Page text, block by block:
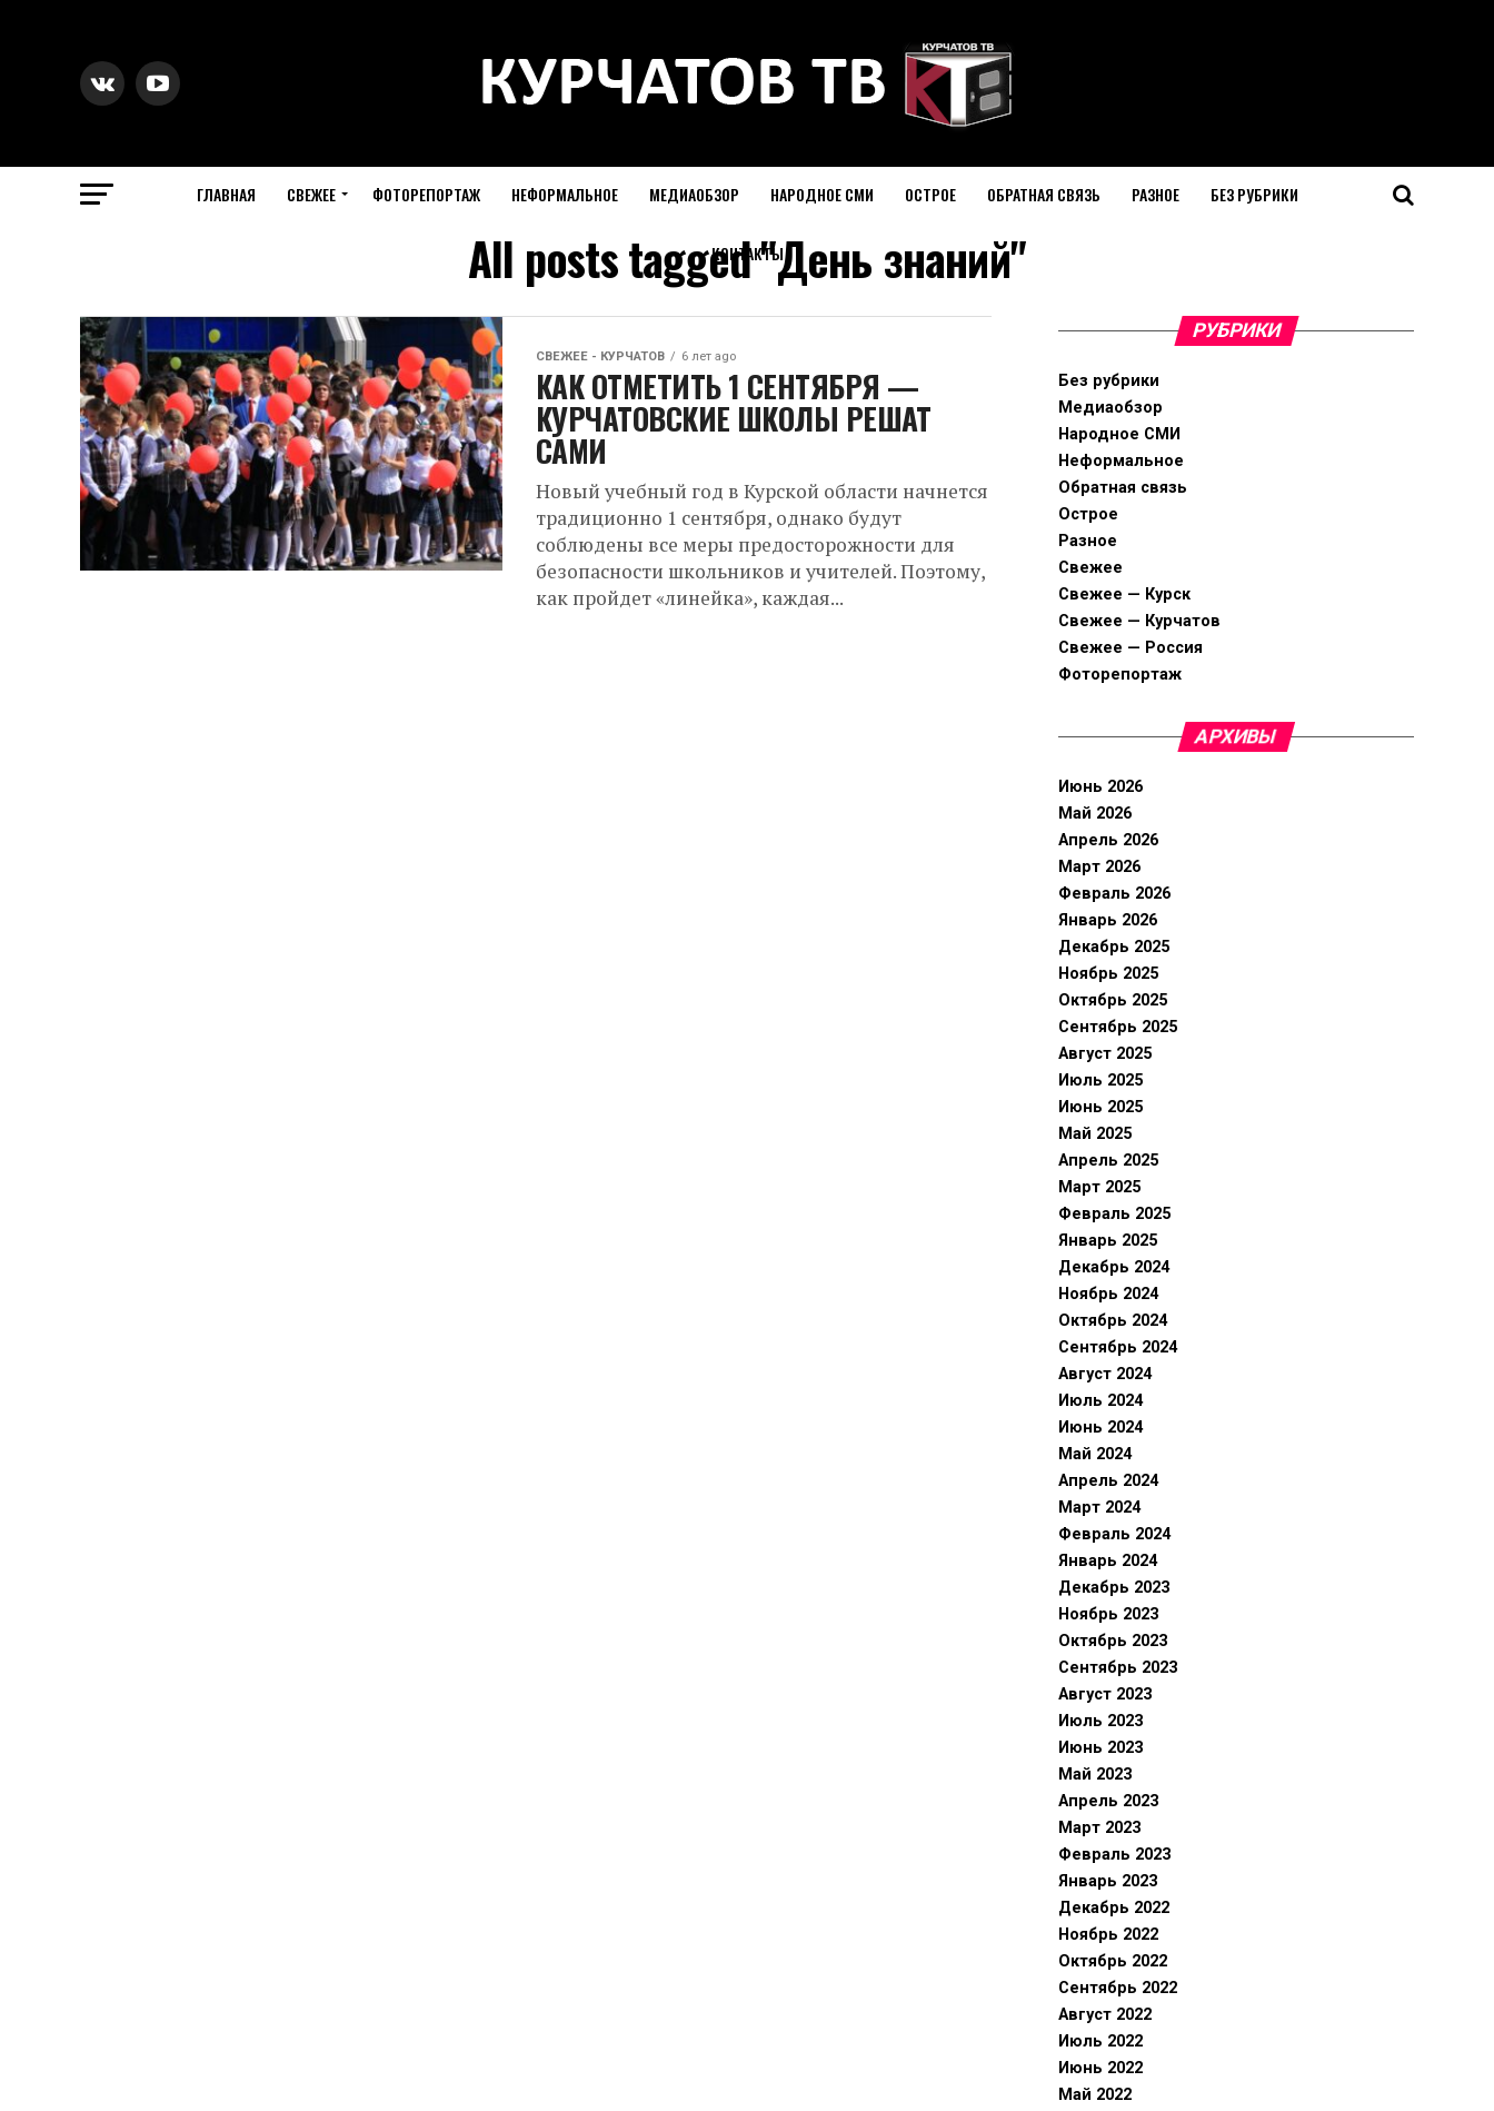
ГЛАВНАЯ СВЕЖЕЕ ФОТОРЕПОРТАЖ НЕФОРМАЛЬНОЕ МЕДИАОБЗОР НАРОДНОЕ СМИ ОСТРОЕ ОБРАТНАЯ СВЯЗЬ РАЗНОЕ БЕЗ РУБРИКИ
КОНТАКТЫ
All posts tagged "День знаний"
СВЕЖЕЕ - КУРЧАТОВ 6 лет ago
КАК ОТМЕТИТЬ 1 СЕНТЯБРЯ —
КУРЧАТОВСКИЕ ШКОЛЫ РЕШАТ
САМИ
Новый учебный год в Курской области начнется
традиционно 1 сентября, однако будут
соблюдены все меры предосторожности для
безопасности школьников и учителей. Поэтому,
как пройдет «линейка», каждая...
РУБРИКИ
Без рубрики
Медиаобзор
Народное СМИ
Неформальное
Обратная связь
Острое
Разное
Свежее
Свежее — Курск
Свежее — Курчатов
Свежее — Россия
Фоторепортаж
АРХИВЫ
Июнь 2026
Май 2026
Апрель 2026
Март 2026
Февраль 2026
Январь 2026
Декабрь 2025
Ноябрь 2025
Октябрь 2025
Сентябрь 2025
Август 2025
Июль 2025
Июнь 2025
Май 2025
Апрель 2025
Март 2025
Февраль 2025
Январь 2025
Декабрь 2024
Ноябрь 2024
Октябрь 2024
Сентябрь 2024
Август 2024
Июль 2024
Июнь 2024
Май 2024
Апрель 2024
Март 2024
Февраль 2024
Январь 2024
Декабрь 2023
Ноябрь 2023
Октябрь 2023
Сентябрь 2023
Август 2023
Июль 2023
Июнь 2023
Май 2023
Апрель 2023
Март 2023
Февраль 2023
Январь 2023
Декабрь 2022
Ноябрь 2022
Октябрь 2022
Сентябрь 2022
Август 2022
Июль 2022
Июнь 2022
Май 2022